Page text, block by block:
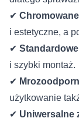
✔
i estetyczne, a
✔ Standardowe
i szybki montaż.
✔
użytkowanie
✔ Uniwersalne